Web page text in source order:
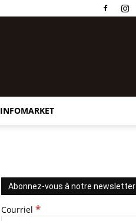
INFOMARKET
Abonnez-vous à notre newsletter
Courriel *